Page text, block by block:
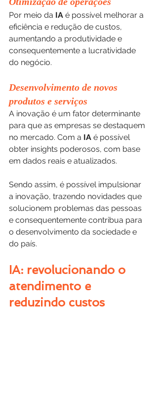
Por meio da IA é possível melhorar a
eficiência e redução de custos,
aumentando a produtividade e
consequentemente a lucratividade
do negócio.
Desenvolvimento de novos
produtos e serviços
A inovação é um fator determinante
para que as empresas se destaquem
no mercado. Com a IA é possível
obter insights poderosos, com base
em dados reais e atualizados.
Sendo assim, é possível impulsionar
a inovação, trazendo novidades que
solucionem problemas das pessoas
e consequentemente contribua para
o desenvolvimento da sociedade e
do país.
IA: revolucionando o
atendimento e
reduzindo custos